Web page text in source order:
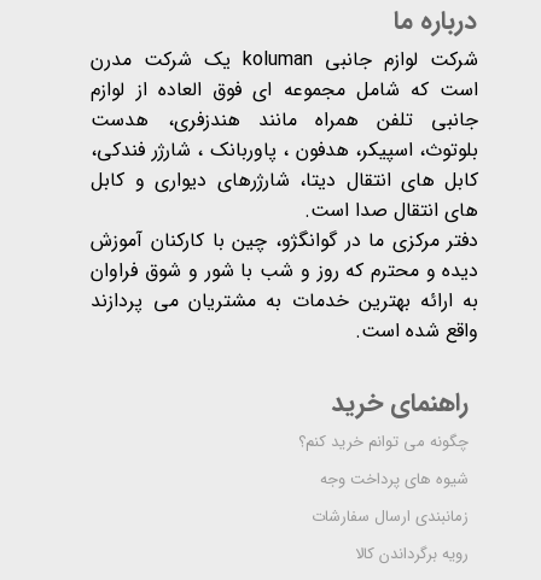
درباره ما
شرکت لوازم جانبی koluman یک شرکت مدرن
است که شامل مجموعه ای فوق العاده از لوازم
جانبی تلفن همراه مانند هندزفری، هدست
بلوتوث، اسپیکر، هدفون ، پاوربانک ، شارژر فندکی،
کابل های انتقال دیتا، شارژرهای دیواری و کابل
های انتقال صدا است.
دفتر مرکزی ما در گوانگژو، چین با کارکنان آموزش
دیده و محترم که روز و شب با شور و شوق فراوان
به ارائه بهترین خدمات به مشتریان می پردازند
واقع شده است​​​​​​​.
راهنمای خرید
چگونه می توانم خرید کنم؟
شیوه های پرداخت وجه
زمانبندی ارسال سفارشات
رویه برگرداندن کالا